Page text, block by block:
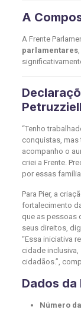
A
A Frente
parlamentares
“Tenho
conquistas,
acompanho o
criei a Frente.
por essas
Para Pier, a
fortalecimento
que as pessoas
seus direitos,
“Essa iniciativa
cidade
cidadãos.”,
Dados
Número